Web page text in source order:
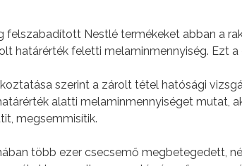
Nestlé termékeket abban a
határérték feletti melaminmennyiség. Ezt a
szerint a zárolt tétel hatósági
alatti melaminmennyiséget mutat,
megsemmisítik.
több ezer csecsemő megbetegedett,